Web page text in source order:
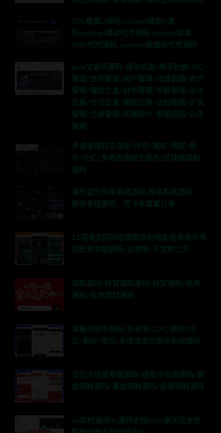
SOL链盗U源码,solscan链盗U源
码,solscan链盗代币源码,solscan链盗
WIFI代币源码,,solscan链通杀代币源码
java交易所源码/撮合机器/聊天社群/IEO
管理/签到管理/用户管理/代理管理/资产
管理/理财生息/财务管理/币种管理/法币
交易/币币交易/期权交易/合约管理/矿机
管理/文章管理/轮播图片/客服应用/公告
管理
多语言理财交易所/币币/期权/理财/新
币/外汇/多语言理财交易所/区块链理财
源码
海外音乐抢单系统源码,抢单系统源码，
刷单系统源码，可卡单重置订单
12国语言国际版理财返利电影投资海外项
目投资金融源码/运营版/可定制二开
理财源码/扶贫理财源码/扶贫源码/投资
源码/投资理财源码
高端交易所源码/多语言/C2C/质押/闪
兑/期权/借币/多国语言交易所系统源码
五行币投资系统源码/虚拟币投资源码/黄
金理财源码/基金理财源码/投资理财源码
im即时通讯im源码支持pcim聊天交友软